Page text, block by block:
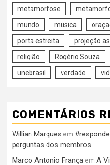
metamorfose
mundo musica
porta estreita projeção
religião Rogério Souza
unebrasil verdade
COMENTÁRIOS
Willian Marques em
perguntas dos membros
Marco Antonio França em A